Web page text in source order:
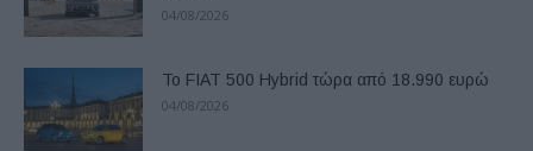
04/08/2026
Το FIAT 500 Hybrid τώρα από 18.990 ευρώ
04/08/2026